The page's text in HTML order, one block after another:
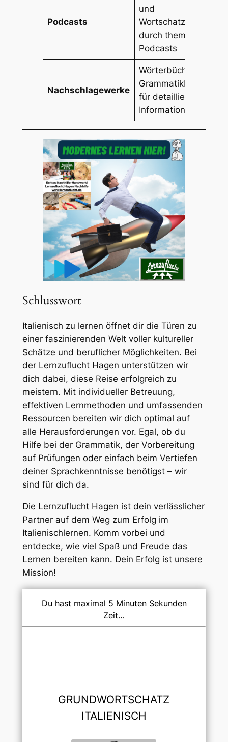
Podcasts
und
Wortschatztraining
durch thematische
Podcasts
Nachschlagewerke
Wörterbücher und
Grammatikbücher
für detaillierte
Informationen
Schlusswort
Italienisch zu lernen öffnet dir die Türen zu
einer faszinierenden Welt voller kultureller
Schätze und beruflicher Möglichkeiten. Bei
der Lernzuflucht Hagen unterstützen wir
dich dabei, diese Reise erfolgreich zu
meistern. Mit individueller Betreuung,
effektiven Lernmethoden und umfassenden
Ressourcen bereiten wir dich optimal auf
alle Herausforderungen vor. Egal, ob du
Hilfe bei der Grammatik, der Vorbereitung
auf Prüfungen oder einfach beim Vertiefen
deiner Sprachkenntnisse benötigst – wir
sind für dich da.
Die Lernzuflucht Hagen ist dein verlässlicher
Partner auf dem Weg zum Erfolg im
Italienischlernen. Komm vorbei und
entdecke, wie viel Spaß und Freude das
Lernen bereiten kann. Dein Erfolg ist unsere
Mission!
Du hast maximal 5 Minuten Sekunden
Zeit…
GRUNDWORTSCHATZ
ITALIENISCH